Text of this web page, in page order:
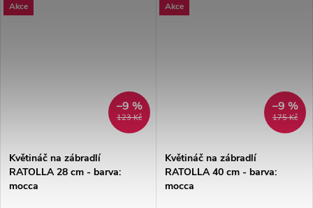
Akce
123 Kč
–9 %
Květináč na zábradlí
RATOLLA 28 cm - barva:
mocca
Akce
175 Kč
–9 %
Květináč na zábradlí
RATOLLA 40 cm - barva:
mocca